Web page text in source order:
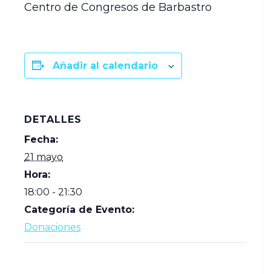
Centro de Congresos de Barbastro
Añadir al calendario
DETALLES
Fecha:
21 mayo
Hora:
18:00 - 21:30
Categoría de Evento:
Donaciones